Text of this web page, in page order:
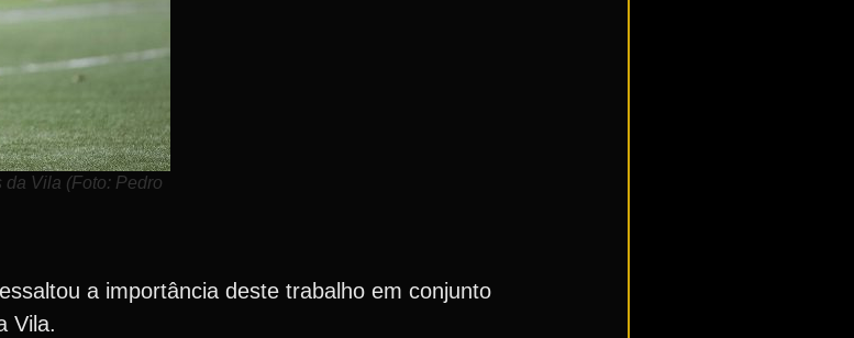
Vila (Foto: Pedro
a importância deste trabalho em conjunto
Vila.